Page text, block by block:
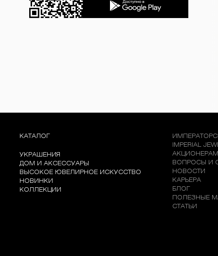
КАТАЛОГ
УКРАШЕНИЯ
ДОМ И АКСЕССУАРЫ
ВЫСОКОЕ ЮВЕЛИРНОЕ ИСКУССТВО
НОВИНКИ
КОЛЛЕКЦИИ
IMPERIAL
АКЦИОНЕРАМ
ВОПРОСЫ И
НОВОСТИ
КАРЬЕРА
БЛОГ
ПОЛЕЗНЫЕ
СТАТЬИ